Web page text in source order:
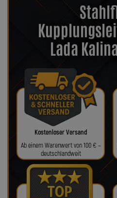
Lada
Kostenloser Versand
Ab einem Warenwert von 100 € –
deutschlandweit